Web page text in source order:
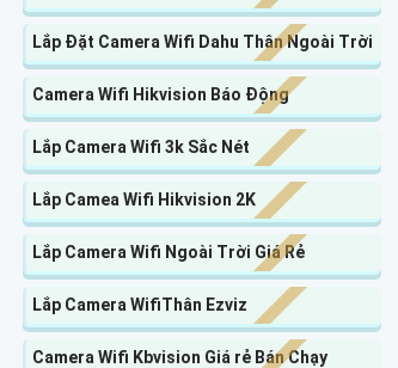
Lắp Đặt Camera Wifi Dahu Thân Ngoài Trời
Camera Wifi Hikvision Báo Động
Lắp Camera Wifi 3k Sắc Nét
Lắp Camea Wifi Hikvision 2K
Lắp Camera Wifi Ngoài Trời Giá Rẻ
Lắp Camera WifiThân Ezviz
Camera Wifi Kbvision Giá rẻ Bán Chạy